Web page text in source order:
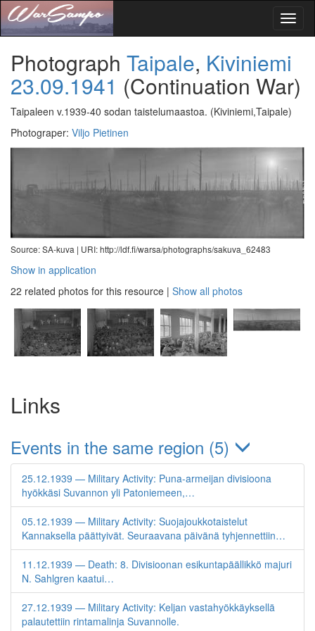
Photograph Taipale, Kiviniemi
23.09.1941 (Continuation War)
Taipaleen v.1939-40 sodan taistelumaastoa. (Kiviniemi,Taipale)
Photograper: Viljo Pietinen
Source: SA-kuva | URI: http://ldf.fi/warsa/photographs/sakuva_62483
Show in application
22 related photos for this resource | Show all photos
Links
Events in the same region (5)
25.12.1939 — Military Activity: Puna-armeijan divisioona
hyökkäsi Suvannon yli Patoniemeen,…
05.12.1939 — Military Activity: Suojajoukkotaistelut
Kannaksella päättyivät. Seuraavana päivänä tyhjennettiin…
11.12.1939 — Death: 8. Divisioonan esikuntapäällikkö majuri
N. Sahlgren kaatui…
27.12.1939 — Military Activity: Keljan vastahyökkäyksellä
palautettiin rintamalinja Suvannolle.